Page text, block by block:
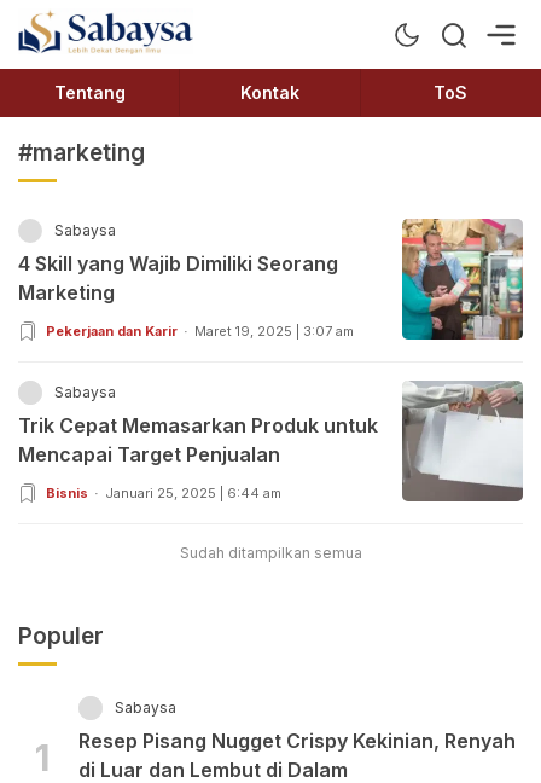
Sabaysa
Lebih Dekat Dengan Ilmu
Tentang Kontak ToS
#marketing
Sabaysa
4 Skill yang Wajib Dimiliki Seorang
Marketing
Pekerjaan dan Karir Maret 19, 2025 | 3:07 am
Sabaysa
Trik Cepat Memasarkan Produk untuk
Mencapai Target Penjualan
Bisnis Januari 25, 2025 | 6:44 am
Sudah ditampilkan semua
Populer
1
Sabaysa
Resep Pisang Nugget Crispy Kekinian, Renyah
di Luar dan Lembut di Dalam